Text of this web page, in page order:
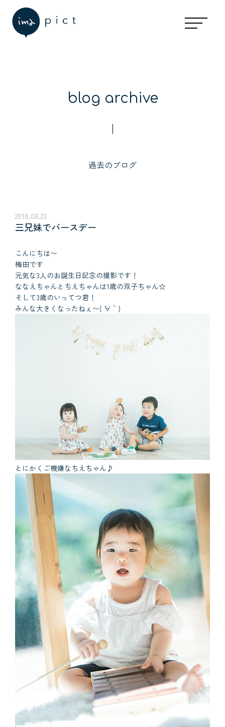
blog archive
過去のブログ
2018.08.23
三兄妹でバースデー
こんにちは〜
梅田です
元気な3人のお誕生日記念の撮影です！
ななえちゃんとちえちゃんは1歳の双子ちゃん☆
そして3歳のいってつ君！
みんな大きくなったねぇ〜( ´∀｀)
とにかくご機嫌なちえちゃん♪